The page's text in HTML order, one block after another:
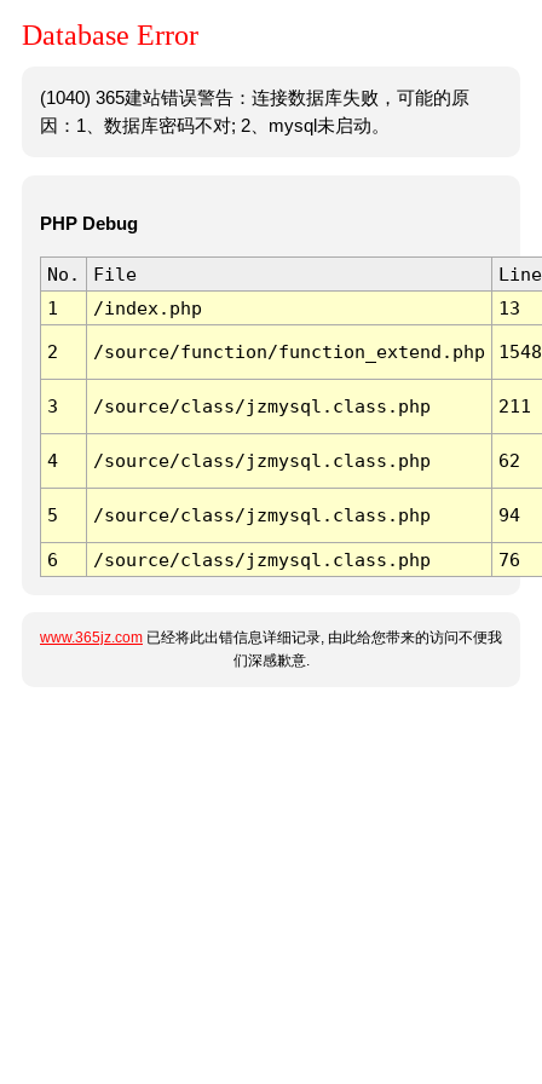
Database Error
(1040) 365建站错误警告：连接数据库失败，可能的原
因：1、数据库密码不对; 2、mysql未启动。
PHP Debug
No. File
Line
1
/index.php 13
2 /source/function/function_extend.php 1548
3 /source/class/jzmysql.class.php 211
4 /source/class/jzmysql.class.php 62
5 /source/class/jzmysql.class.php 94
6 /source/class/jzmysql.class.php 76
www.365jz.com 已经将此出错信息详细记录, 由此给您带来的访问不便我
们深感歉意.